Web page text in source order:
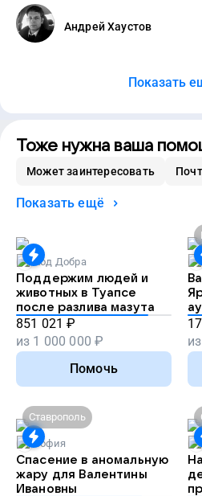
Андрей Хаустов
Показать
Тоже нужна ваша
Может заинтересовать
Показать ещё
Код Добра
Поддержим людей и
животных в Туапсе
после разлива мазута
851 021 ₽
из 1 000 000 ₽
Помочь
из
Ставрополь
София
Спасение в аномальную
жару для Валентины
Ивановны